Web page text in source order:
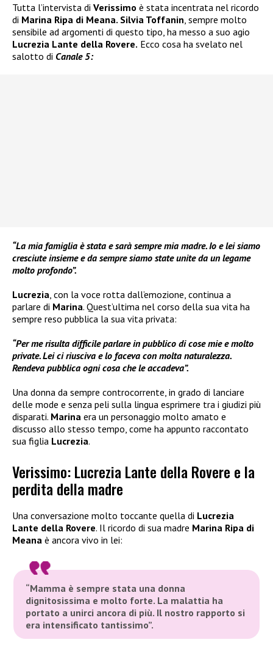
Tutta l’intervista di Verissimo è stata incentrata nel ricordo
di Marina Ripa di Meana. Silvia Toffanin , sempre molto
sensibile ad argomenti di questo tipo, ha messo a suo agio
Lucrezia Lante della Rovere. Ecco cosa ha svelato nel
salotto di Canale 5:
“La mia famiglia è stata e sarà sempre mia madre. Io e lei siamo
cresciute insieme e da sempre siamo state unite da un legame
molto profondo”.
Lucrezia , con la voce rotta dall’emozione, continua a
parlare di Marina. Quest’ultima nel corso della sua vita ha
sempre reso pubblica la sua vita privata:
“Per me risulta difficile parlare in pubblico di cose mie e molto
private. Lei ci riusciva e lo faceva con molta naturalezza.
Rendeva pubblica ogni cosa che le accadeva”.
Una donna da sempre controcorrente, in grado di lanciare
delle mode e senza peli sulla lingua esprimere tra i giudizi più
disparati. Marina era un personaggio molto amato e
discusso allo stesso tempo, come ha appunto raccontato
sua figlia Lucrezia.
Verissimo: Lucrezia Lante della Rovere e la
perdita della madre
Una conversazione molto toccante quella di Lucrezia
Lante della Rovere. Il ricordo di sua madre Marina Ripa di
Meana è ancora vivo in lei:
“Mamma è sempre stata una donna
dignitosissima e molto forte. La malattia ha
portato a unirci ancora di più. Il nostro rapporto si
era intensificato tantissimo”.